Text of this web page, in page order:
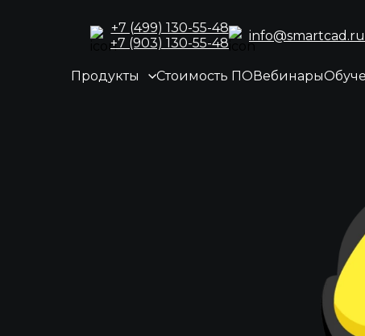
+7 (499) 130-55-48
+7 (903) 130-55-48
info@smartcad.ru
Продукты Стоимость ПОВебинары